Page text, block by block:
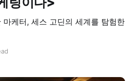
케터, 세스 고딘의 세계를 탐험한